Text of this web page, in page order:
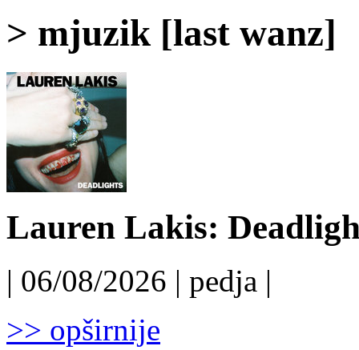
> mjuzik [last wanz]
Lauren Lakis:
| 06/08/2026 | pedja |
>> opširnije